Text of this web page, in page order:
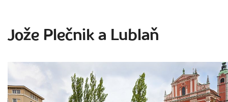
Jože Plečnik a Lublaň